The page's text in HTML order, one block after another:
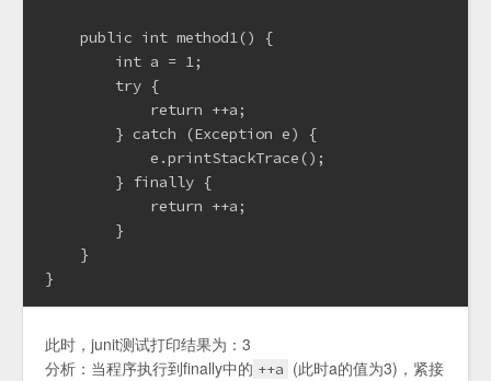
    public int method1() {
        int a = 1;
        try {
            return ++a;
        } catch (Exception e) {
            e.printStackTrace();
        } finally {
            return ++a;
        }
    }
此时，junit测试打印结果为：3
分析：当程序执行到finally中的 ++a (此时a的值为3)，紧接